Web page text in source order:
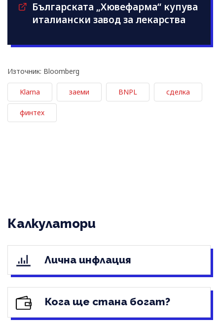
Българската „Хювефарма“ купува
италиански завод за лекарства
Източник: Bloomberg
Klarna заеми BNPL сделка
финтех
Калкулатори
Лична инфлация
Кога ще стана богат?